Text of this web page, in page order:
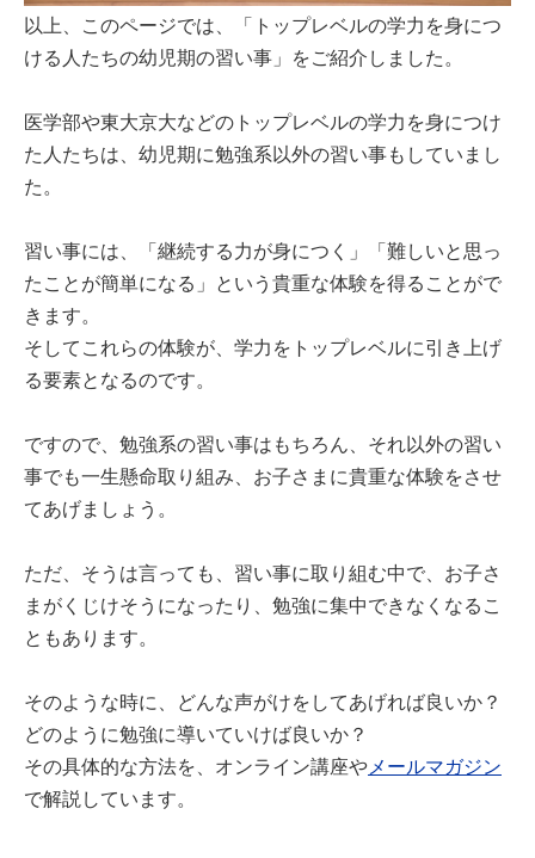
以上、このページでは、「トップレベルの学力を身につ
ける人たちの幼児期の習い事」をご紹介しました。
医学部や東大京大などのトップレベルの学力を身につけ
た人たちは、幼児期に勉強系以外の習い事もしていまし
た。
習い事には、「継続する力が身につく」「難しいと思っ
たことが簡単になる」という貴重な体験を得ることがで
きます。
そしてこれらの体験が、学力をトップレベルに引き上げ
る要素となるのです。
ですので、勉強系の習い事はもちろん、それ以外の習い
事でも一生懸命取り組み、お子さまに貴重な体験をさせ
てあげましょう。
ただ、そうは言っても、習い事に取り組む中で、お子さ
まがくじけそうになったり、勉強に集中できなくなるこ
ともあります。
そのような時に、どんな声がけをしてあげれば良いか？
どのように勉強に導いていけば良いか？
その具体的な方法を、オンライン講座や メールマガジン
で解説しています。